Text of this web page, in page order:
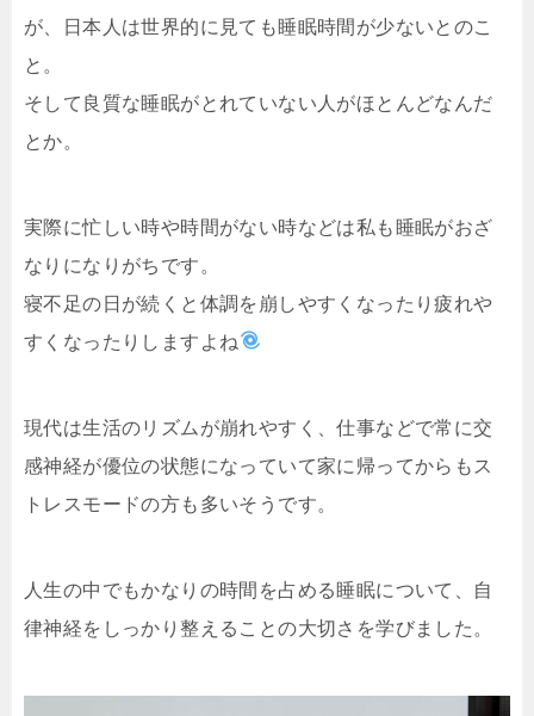
が、日本人は世界的に見ても睡眠時間が少ないとのこ
と。
そして良質な睡眠がとれていない人がほとんどなんだ
とか。
実際に忙しい時や時間がない時などは私も睡眠がおざ
なりになりがちです。
寝不足の日が続くと体調を崩しやすくなったり疲れや
すくなったりしますよね
現代は生活のリズムが崩れやすく、仕事などで常に交
感神経が優位の状態になっていて家に帰ってからもス
トレスモードの方も多いそうです。
人生の中でもかなりの時間を占める睡眠について、自
律神経をしっかり整えることの大切さを学びました。